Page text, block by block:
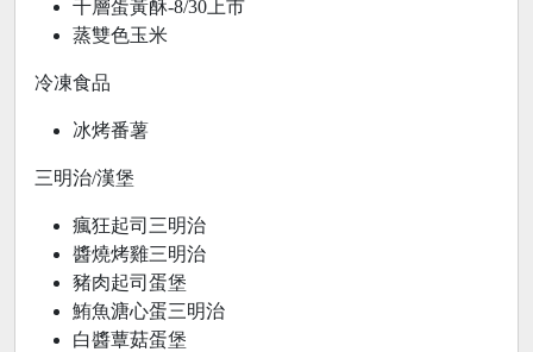
千層蛋黃酥-8/30上市
蒸雙色玉米
冷凍食品
冰烤番薯
三明治/漢堡
瘋狂起司三明治
醬燒烤雞三明治
豬肉起司蛋堡
鮪魚溏心蛋三明治
白醬蕈菇蛋堡